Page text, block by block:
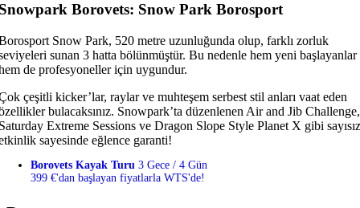
Borovets: Snow Park Borosport
Snow Park, 520 metre uzunluğunda olup, farklı zorluk
sunan 3 hatta bölünmüştür. Bu nedenle hem yeni başlayanlar
de profesyoneller için uygundur.
çeşitli kicker’lar, raylar ve muhteşem serbest stil anları vaat eden
bulacaksınız. Snowpark’ta düzenlenen Air and Jib Challenge,
Extreme Sessions ve Dragon Slope Style Planet X gibi sayısız
sayesinde eğlence garanti!
Borovets Kayak Turu 3 Gece / 4 Gün
399 €'dan başlayan fiyatlarla WTS'de!